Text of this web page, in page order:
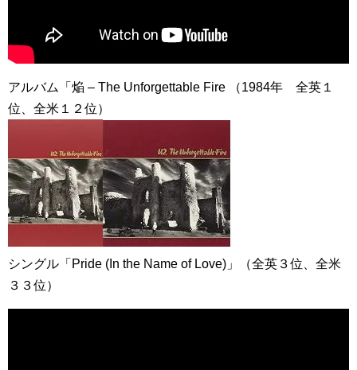
アルバム「焔 – The Unforgettable Fire （1984年 全英１
位、全米１２位）
シングル「Pride (In the Name of Love)」（全英３位、全米
３３位）